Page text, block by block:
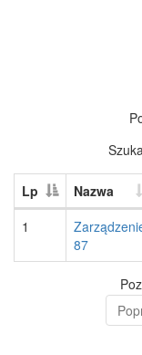
Lp Nazwa
1
87